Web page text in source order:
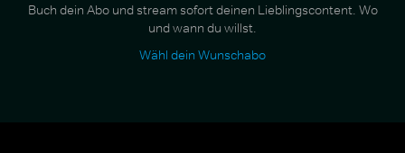
Buch dein Abo und stream sofort deinen Lieblingscontent. Wo
und wann du willst.
Wähl dein Wunschabo